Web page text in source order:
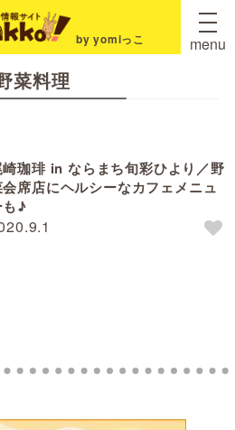
by yomiっこ menu
菜料理
崎珈琲 in ならまち旬彩ひより／野
席店にヘルシーなカフェメニュ
も♪